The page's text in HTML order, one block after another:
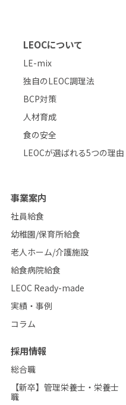
LEOCについて
LE-mix
独自のLEOC調理法
BCP対策
人材育成
食の安全
LEOCが選ばれる5つの理由
事業案内
社員給食
幼稚園/保育所給食
老人ホーム/介護施設
給食病院給食
LEOC Ready-made
実績・事例
コラム
採用情報
総合職
【新卒】管理栄養士・栄養士
職